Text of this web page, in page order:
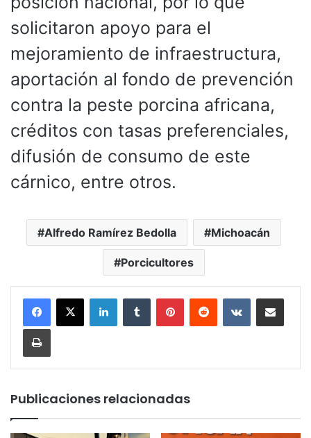
solicitaron apoyo para el
mejoramiento de infraestructura,
aportación al fondo de prevención
contra la peste porcina africana,
créditos con tasas preferenciales,
difusión de consumo de este
cárnico, entre otros.
Alfredo Ramírez Bedolla Michoacán
Porcicultores
LinkedInTumblr PinterestReddit VKontakteCompartir por
Imprimir
Publicaciones relacionadas